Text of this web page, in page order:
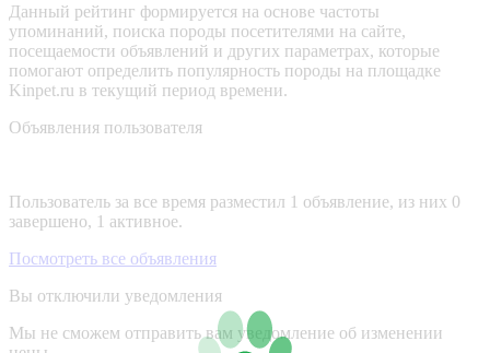
Данный рейтинг формируется на основе частоты
упоминаний, поиска породы посетителями на сайте,
посещаемости объявлений и других параметрах, которые
помогают определить популярность породы на площадке
Kinpet.ru в текущий период времени.
Объявления пользователя
Пользователь за все время разместил 1 объявление, из них 0
завершено, 1 активное.
Посмотреть все объявления
Вы отключили уведомления
Мы не сможем отправить вам уведомление об изменении